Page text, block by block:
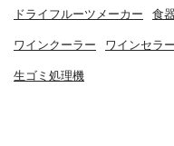
ドライフルーツメーカー 食
ワインクーラー ワインセラー
生ゴミ処理機